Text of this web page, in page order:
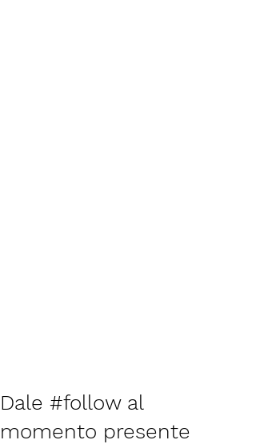
Dale #follow al
momento presente